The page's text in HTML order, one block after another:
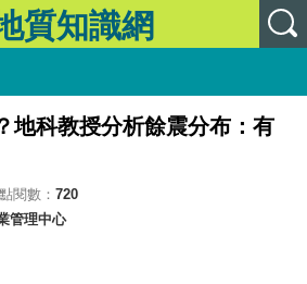
地科教授分析餘震分布：有
點閱數： 720
管理中心